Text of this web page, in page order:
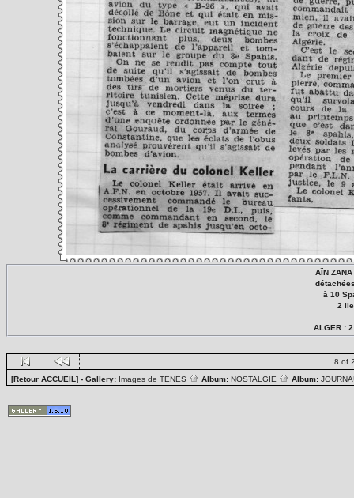
AÏN
à 10
2
ALGER :
8 of
[Retour ACCUEIL] - Gallery: Images de TENES Album: NOSTALGIE Album: